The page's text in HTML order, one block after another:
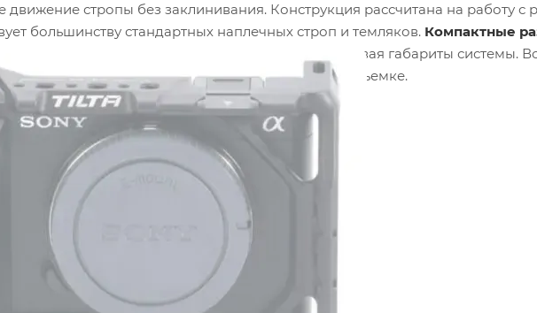
движение стропы без заклинивания. Конструкция рассчитана на работу с
большинству стандартных наплечных строп и темляков. Компактные
оборудовании при транспортировке, не увеличивая габариты системы.
минимизирующее паразитные отражения при съемке.